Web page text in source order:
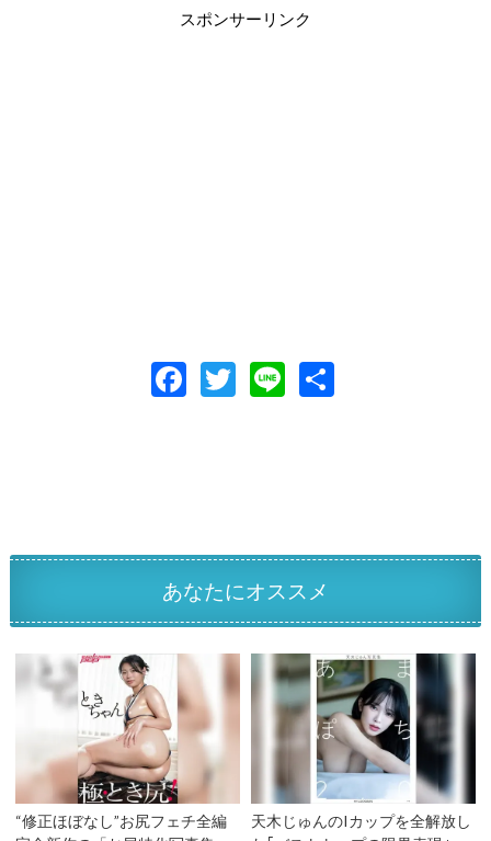
スポンサーリンク
F
o
k
T
Li 共
あなたにオススメ
“修正ほぼなし”お尻フェチ全編
天木じゅんのIカップを全解放し